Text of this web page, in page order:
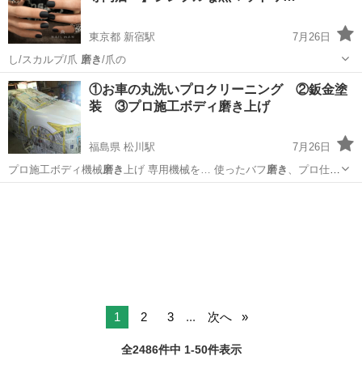
東京都 新宿駅
7月26日
し/スカルプ/爪 磨き/爪の
東京 新宿区 新宿駅 ネイル ネイルサロン
①お車の丸洗いプロクリーニング ②鈑金塗
装 ③プロ施工ボディ磨き上げ
福島県 松川駅
7月26日
プロ施工ボディ機械磨き 上げ 専用機械を… 使ったバフ磨き
、プロ仕様
のコンパ… ウンドを使った磨き上げしませんか？ …
1 2 3 ... 次へ
全2486件中 1-50件表示